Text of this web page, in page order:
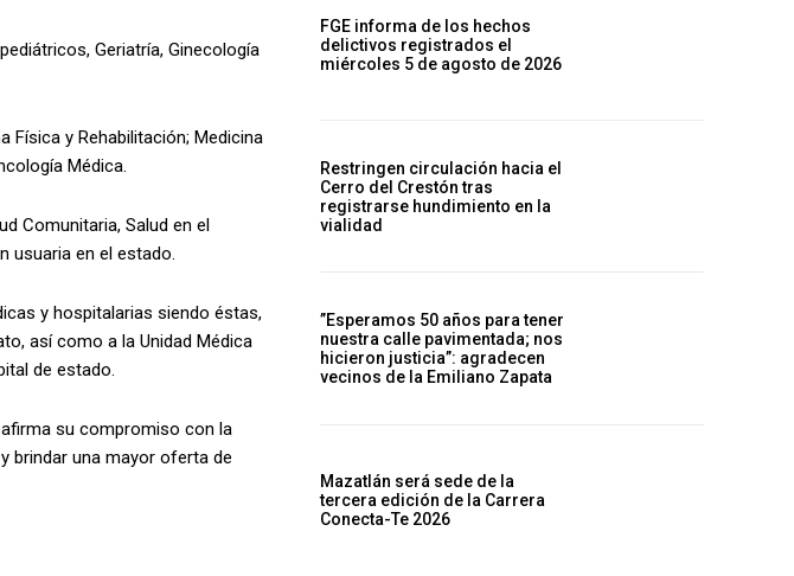
Geriatría, Ginecología
Física y Rehabilitación; Medicina
Médica.
Comunitaria, Salud en el
usuaria en el estado.
y hospitalarias siendo éstas,
así como a la Unidad Médica
de estado.
su compromiso con la
brindar una mayor oferta de
FGE informa de los hechos
delictivos registrados el
miércoles 5 de agosto de 2026
Restringen circulación hacia el
Cerro del Crestón tras
registrarse hundimiento en la
vialidad
”Esperamos 50 años para tener
nuestra calle pavimentada; nos
hicieron justicia”: agradecen
vecinos de la Emiliano Zapata
Mazatlán será sede de la
tercera edición de la Carrera
Conecta-Te 2026